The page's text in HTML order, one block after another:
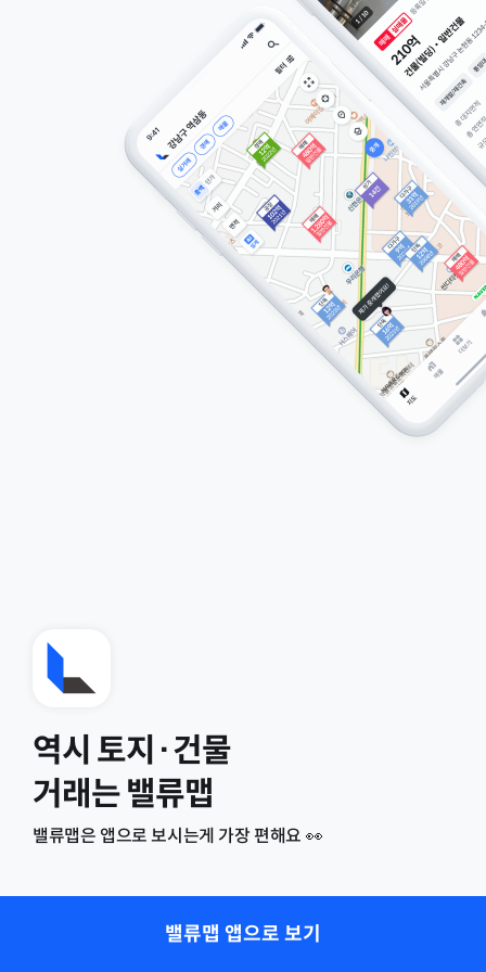
역시 토지·건물
거래는 밸류맵
밸류맵은 앱으로 보시는게 가장 편해요 👀
밸류맵 앱으로 보기